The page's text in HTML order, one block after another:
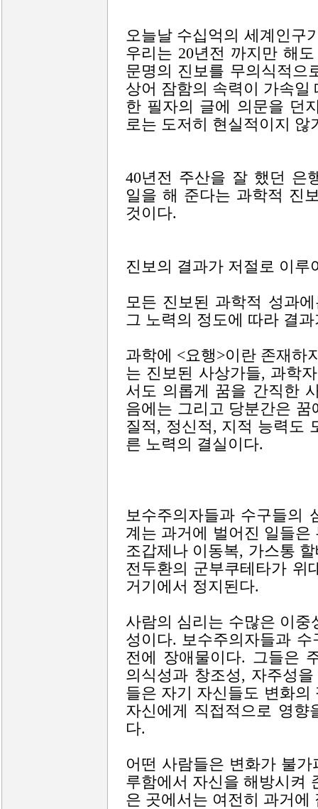
오늘날 수십억의 세계인구
우리는 20년전 까지만 해
문명의 진보를 무의식적으
상어 잠함의 속력이 가속일
한 필자의 글에 의문을 던
로는 도저히 현실적이지 않
40년전 주산을 잘 했던 은
일을 해 준다는 과학적 진
것이다.
진보의 결과가 저절로 이루
모든 진보된 과학적 성과
그 노력의 정도에 따라 결
과학에 <요행>이란 존재하
는 진보된 사상가들, 과학
서도 의롭게 꿈을 간직한
음에는 그리고 당분간은
질적, 정신적, 지적 능력도
른 노력의 결실이다.
보수주의자들과 수구들의
계는 과거에 벌어진 일들
조갑제나 이동복, 가스통
전두환의 군부쿠테타가 위
거기에서 정지된다.
사람의 심리는 수많은 이
성이다. 보수주의자들과
전에 장애물이다. 그들은
의식성과 창조성, 자주성
들은 자기 자신들도 변화
자신에게 직접적으로 영
다.
어떤 사람들은 변화가 불
루함에서 자신을 해방시켜
은 곳에서는 여전히 과거에